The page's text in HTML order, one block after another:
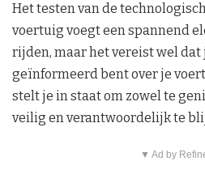
Het testen van de
voertuig voegt een spannend
rijden, maar het vereist wel dat
geïnformeerd bent over je
stelt je in staat om zowel te
veilig en verantwoordelijk te
▼ Ad by